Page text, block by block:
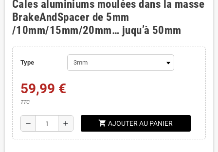
Cales aluminiums moulées dans la masse
BrakeAndSpacer de 5mm
/10mm/15mm/20mm… juqu’à 50mm
Type
59,99 €
TTC
remove add shopping_cart AJOUTER AU PANIER